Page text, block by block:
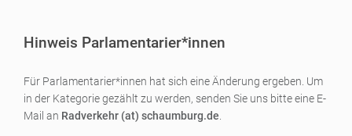
Hinweis Parlamentarier*innen
Für Parlamentarier*innen hat sich eine Änderung ergeben. Um
in der Kategorie gezählt zu werden, senden Sie uns bitte eine E-
Mail an Radverkehr (at) schaumburg.de